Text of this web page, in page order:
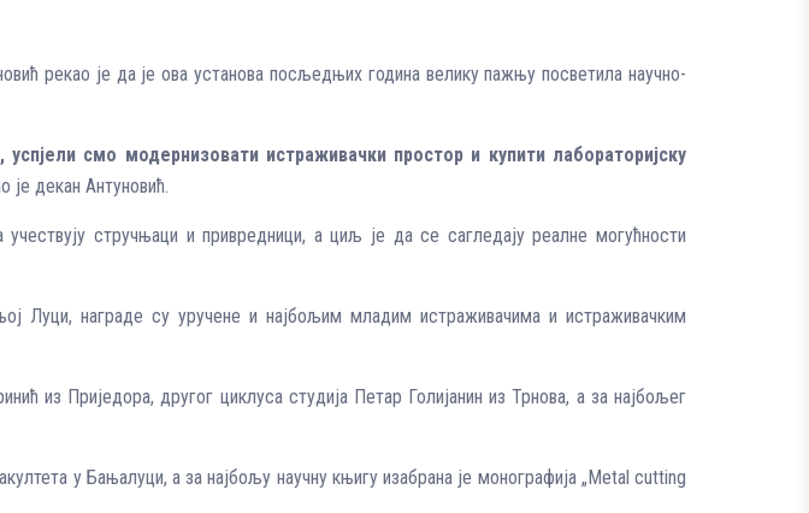
рекао је да је ова установа посљедњих година велику пажњу посветила научно-
смо модернизовати истраживачки простор и купити лабораторијску
је декан Антуновић.
стручњаци и привредници, а циљ је да се сагледају реалне могућности
Луци, награде су уручене и најбољим младим истраживачима и истраживачким
из Приједора, другог циклуса студија Петар Голијанин из Трнова, а за најбољег
у Бањалуци, а за најбољу научну књигу изабрана је монографија „Metal cutting